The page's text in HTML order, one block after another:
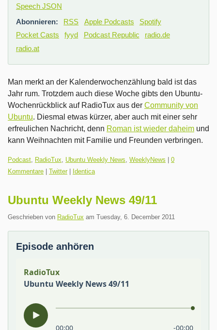
Speech JSON
Abonnieren:
RSS Apple Podcasts
Spotify
Pocket Casts
fyyd Podcast Republic
radio.de
radio.at
Man merkt an der Kalenderwochenzählung bald ist das
Jahr rum. Trotzdem auch diese Woche gibts den Ubuntu-
Wochenrückblick auf RadioTux aus der Community von
Ubuntu. Diesmal etwas kürzer, aber auch mit einer sehr
erfreulichen Nachricht, denn Roman ist wieder daheim und
kann Weihnachten mit Familie und Freunden verbringen.
Kategorien:
Podcast RadioTux Ubuntu Weekly News WeeklyNews
0
Kommentare
Twitter| Identica
Ubuntu Weekly News 49/11
Geschrieben von RadioTux am Tuesday, 6. December 2011
Episode anhören